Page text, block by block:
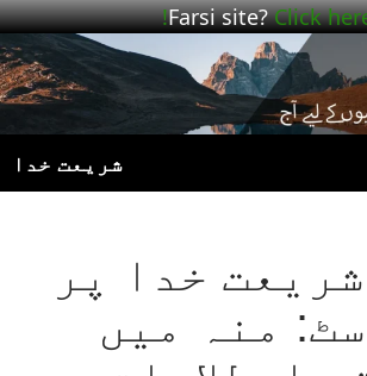
Farsi site?Click
شریعت خدا
– شریعت خدا پر
منہ میں